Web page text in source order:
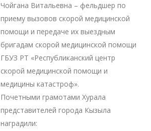
Чойгана Витальевна – фельдшер по
приему вызовов скорой медицинской
помощи и передаче их выездным
бригадам скорой медицинской помощи
ГБУЗ РТ «Республиканский центр
скорой медицинской помощи и
медицины катастроф».
Почетными грамотами Хурала
представителей города Кызыла
наградили: